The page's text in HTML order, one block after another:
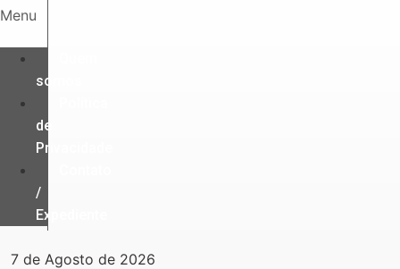
Ir
o
conteúdo
Menu
somos
de
Privacidade
/
Expediente
7 de Agosto de 2026